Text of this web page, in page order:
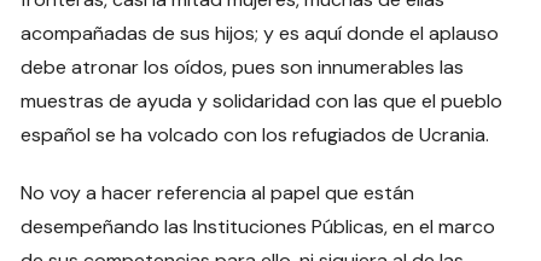
acompañadas de sus hijos; y es aquí donde el aplauso
debe atronar los oídos, pues son innumerables las
muestras de ayuda y solidaridad con las que el pueblo
español se ha volcado con los refugiados de Ucrania.
No voy a hacer referencia al papel que están
desempeñando las Instituciones Públicas, en el marco